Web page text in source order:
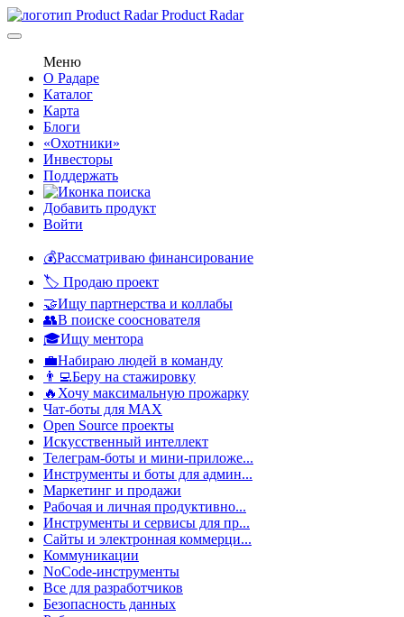
Product Radar
Меню
О Радаре
Каталог
Карта
Блоги
«Охотники»
Инвесторы
Поддержать
Добавить продукт
Войти
💰Рассматриваю финансирование
🏷️ Продаю проект
🤝Ищу партнерства и коллабы
👥В поиске сооснователя
🎓Ищу ментора
💼Набираю людей в команду
👨‍💻Беру на стажировку
🔥Хочу максимальную прожарку
Чат-боты для MAX
Open Source проекты
Искусственный интеллект
Телеграм-боты и мини-приложе...
Инструменты и боты для админ...
Маркетинг и продажи
Рабочая и личная продуктивно...
Инструменты и сервисы для пр...
Сайты и электронная коммерци...
Коммуникации
NoCode-инструменты
Все для разработчиков
Безопасность данных